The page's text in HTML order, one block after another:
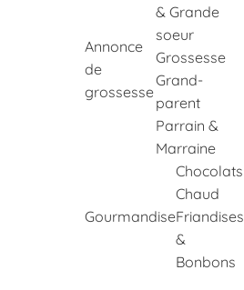
Annonce
de
grossesse
& Grande
soeur
Grossesse
Grand-
parent
Parrain &
Marraine
Gourmandise
Chocolats
Chaud
Friandises
&
Bonbons